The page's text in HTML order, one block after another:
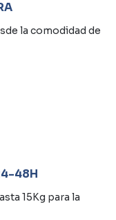
la comodidad de
48H
15Kg para la